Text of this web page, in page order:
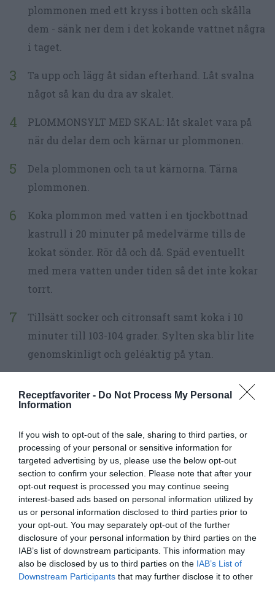
Receptfavoriter - Do Not Process My Personal
Information
If you wish to opt-out of the sale, sharing to third parties, or
processing of your personal or sensitive information for
targeted advertising by us, please use the below opt-out
section to confirm your selection. Please note that after your
opt-out request is processed you may continue seeing
interest-based ads based on personal information utilized by
us or personal information disclosed to third parties prior to
your opt-out. You may separately opt-out of the further
disclosure of your personal information by third parties on the
IAB’s list of downstream participants. This information may
also be disclosed by us to third parties on the IAB’s List of
Downstream Participants that may further disclose it to other
plommonen med ett kryss i botten och skålla
dem - sänk ner dem i det kokande vattnet några
i taget.
Ta upp och lägg åt sidan efterhand. Låt svalna
något så kan du dra av skalet.
PLOMMONSYLT MED SKAL: låt skalet vara på
när du delar dem och kärnar ur plommonen.
Dela plommonen och ta ut kärnorna. Tärna
plommonen.
Koka plommon med vatten i en tjockbottnad
kastrull i 20 minuter på medelvärme tills de
kokat sönder. Rör då och då. Späd eventuellt
med mera vatten under tiden så det inte kokar
torrt.
Tillsätt socker och citronsaft samt koka i 10
minuter till 103-104 grader. Sylten ska blir lite
genomskinligt och geléaktig på ytan.
Skumma med en slev bort skum i kanterna.
Häll upp sylten på väl rengjorda glasburkar och
sätt på lock direkt. Vänd dem upp och ner och
låt svalna - valfritt om du vill ha en hållbar sylt
då locket blir steriliserat av den heta sylten.
Förvara plommonsylten svalt och mörkt.
Öppnad burk förvaras i kylen.